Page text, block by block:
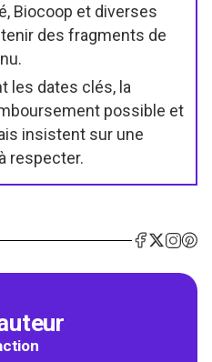
Biocoop et diverses
des fragments de
les dates clés, la
possible et
insistent sur une
respecter.